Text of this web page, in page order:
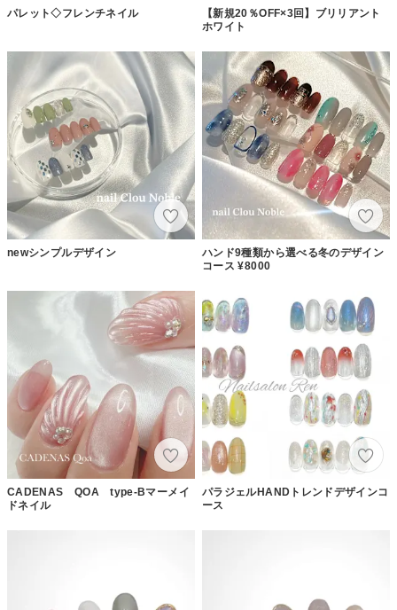
パレット◇フレンチネイル
【新規20％OFF×3回】ブリリアント
ホワイト
newシンプルデザイン
ハンド9種類から選べる冬のデザイン
コース ¥8000
CADENAS QOA type-Bマーメイ
ドネイル
パラジェルHANDトレンドデザインコ
ース